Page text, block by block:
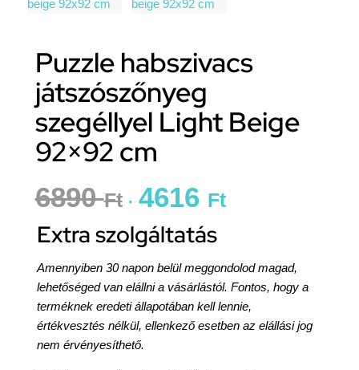
Puzzle habszivacs
játszószőnyeg
szegéllyel Light Beige
92×92 cm
6890Ft 4616 Ft
Extra szolgáltatás
Amennyiben 30 napon belül meggondolod magad,
lehetőséged van elállni a vásárlástól. Fontos, hogy a
terméknek eredeti állapotában kell lennie,
értékvesztés nélkül, ellenkező esetben az elállási jog
nem érvényesíthető.